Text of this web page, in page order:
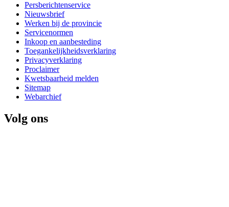
Persberichtenservice
Nieuwsbrief
Werken bij de provincie
Servicenormen
Inkoop en aanbesteding
Toegankelijkheidsverklaring
Privacyverklaring
Proclaimer
Kwetsbaarheid melden
Sitemap
Webarchief
Volg ons